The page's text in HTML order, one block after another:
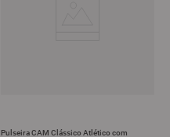
Pulseira CAM Clássico Atlético com